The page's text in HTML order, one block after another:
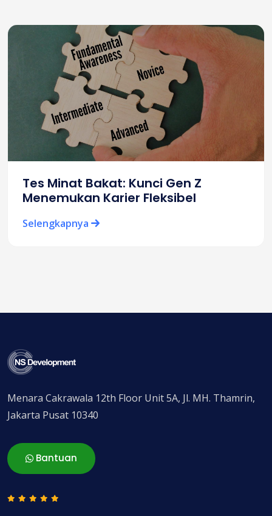
Tes Minat Bakat: Kunci Gen Z
Menemukan Karier Fleksibel
Selengkapnya
Menara Cakrawala 12th Floor Unit 5A, Jl. MH. Thamrin,
Jakarta Pusat 10340
Bantuan